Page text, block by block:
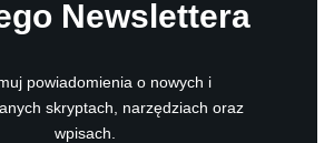
Newslettera
powiadomienia o nowych i
skryptach, narzędziach oraz
wpisach.